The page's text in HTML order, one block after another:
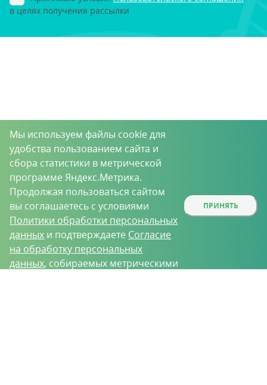
в целях получения рассылки
Мы используем файлы cookie для
удобства пользованием сайта и
сбора статистики в метрической
программе Яндекс.Метрика.
Продолжая пользоваться сайтом
вы соглашаетесь с условиями
Политики обработки персональных
данных и подтверждаете Согласие
на обработку персональных
данных, собираемых метрическими
ПРИНЯТЬ